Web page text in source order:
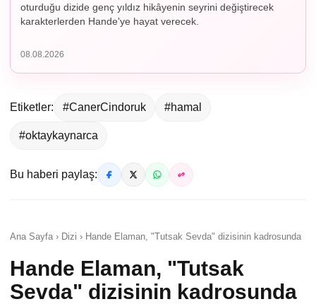
oturduğu dizide genç yıldız hikâyenin seyrini değiştirecek
karakterlerden Hande'ye hayat verecek.
08.08.2026
Etiketler: #CanerCindoruk #hamal
#oktaykaynarca
Bu haberi paylaş:
Ana Sayfa › Dizi › Hande Elaman, "Tutsak Sevda" dizisinin kadrosunda
Hande Elaman, "Tutsak
Sevda" dizisinin kadrosunda